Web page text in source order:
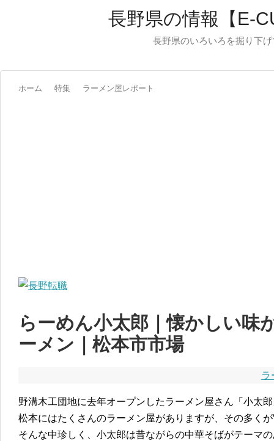
長野県の情報【E-
長野県のいろいろを掘り下
ホーム 特集 ラーメン屋レポート
らーめん小太郎｜懐かしい味
ーメン｜松本市市場
ラ
野溝木工団地に去年オープンしたラーメン屋さん「小太
松本にはたくさんのラーメン屋がありますが、その多くが
そんな中珍しく、小太郎は昔ながらの中華そばがテーマ